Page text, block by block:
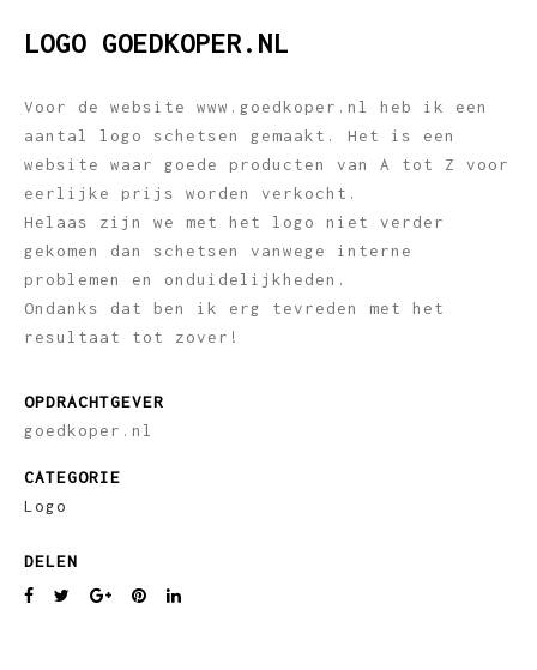
LOGO GOEDKOPER.NL
Voor de website www.goedkoper.nl heb ik een
aantal logo schetsen gemaakt. Het is een
website waar goede producten van A tot Z voor
eerlijke prijs worden verkocht.
Helaas zijn we met het logo niet verder
gekomen dan schetsen vanwege interne
problemen en onduidelijkheden.
Ondanks dat ben ik erg tevreden met het
resultaat tot zover!
OPDRACHTGEVER
goedkoper.nl
CATEGORIE
Logo
DELEN